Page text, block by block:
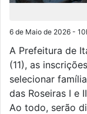
6 de Maio de 2026 -
A Prefeitura de
(11), as
selecionar
das Roseiras I e
Ao todo, serão